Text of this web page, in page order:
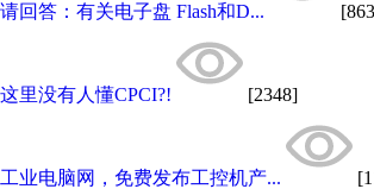
请回答：有关电子盘 Flash和D...
这里没有人懂CPCI?! [2348]
工业电脑网，免费发布工控机产...